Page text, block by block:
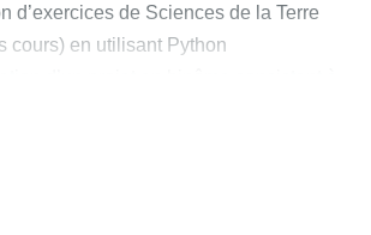
d’exercices de Sciences de la Terre
cours) en utilisant Python
d’un problème de Science de la